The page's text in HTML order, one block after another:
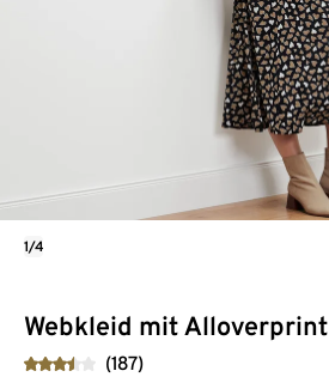
Webkleid mit Alloverprint
(187)
1/4